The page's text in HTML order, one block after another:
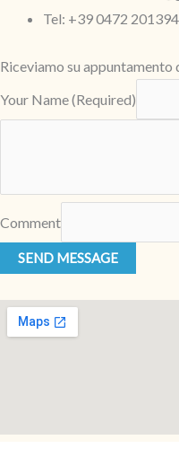
Tel: +39 0472 201394
Riceviamo su appuntamento
Your Name (Required)
Comment
SEND MESSAGE